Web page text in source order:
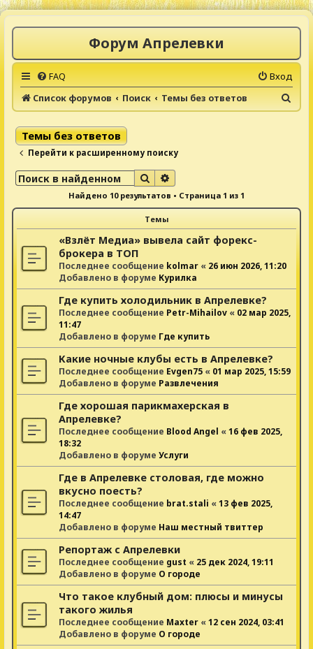
Форум Апрелевки
FAQ
Вход
Список форумов
Поиск Темы без ответов
о
Темы без ответов
Перейти к расширенному поиску
Поиск
Найдено 10 результатов • Страница 1 из 1
Темы
«Взлёт Медиа» вывела сайт форекс-
брокера в ТОП
Последнее сообщение kolmar « 26 июн 2026, 11:20
Добавлено в форуме Курилка
Где купить холодильник в Апрелевке?
Последнее сообщение Petr-Mihailov « 02 мар 2025,
11:47
Добавлено в форуме Где купить
Какие ночные клубы есть в Апрелевке?
Последнее сообщение Evgen75 « 01 мар 2025, 15:59
Добавлено в форуме Развлечения
Где хорошая парикмахерская в
Апрелевке?
Последнее сообщение Blood Angel «16 фев 2025,
18:32
Добавлено в форуме Услуги
Где в Апрелевке столовая, где можно
вкусно поесть?
Последнее сообщение brat.stali «13 фев 2025,
14:47
Добавлено в форуме Наш местный твиттер
Репортаж с Апрелевки
Последнее сообщение gust « 25 дек 2024, 19:11
Добавлено в форуме О городе
Что такое клубный дом: плюсы и минусы
такого жилья
Последнее сообщение Maxter «12 сен 2024, 03:41
Добавлено в форуме О городе